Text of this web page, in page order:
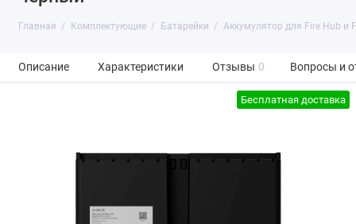
Главная Комплектующие Батарейки Аккумулятор для Fire Hub и
Описание Характеристики Отзывы 0 Вопросы и
Бесплатная доставка